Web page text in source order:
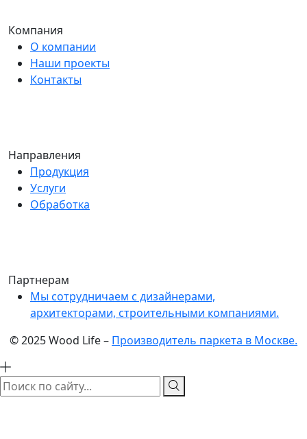
Компания
О компании
Наши проекты
Контакты
Направления
Продукция
Услуги
Обработка
Партнерам
Мы сотрудничаем с дизайнерами,
архитекторами, строительными компаниями.
© 2025 Wood Life – Производитель паркета в Москве.
Поиск по сайту